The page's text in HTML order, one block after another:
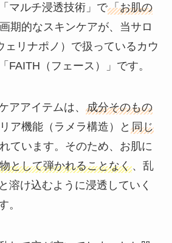
マルチ浸透技術」で「お肌の
期的なスキンケアが、当サロ
ェリナポノ）で扱っているカウ
FAITH（フェース）」です。
アアイテムは、 成分そのもの
ア機能（ラメラ構造）と 同じ
ています。そのため、お肌に
として弾かれることなく、乱
溶け込むように浸透していく
。